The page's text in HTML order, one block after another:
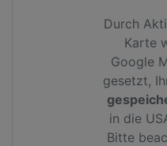
Durch
Karte
Google
gesetzt,
in die
Bitte